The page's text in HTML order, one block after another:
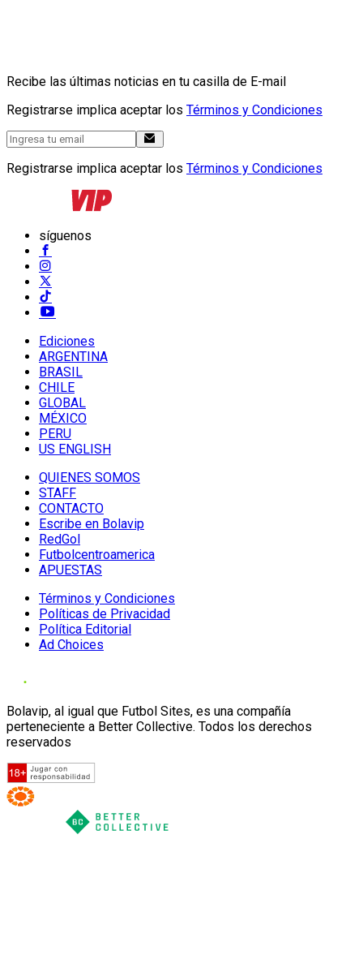
Recibe las últimas noticias en tu casilla de E-mail
Registrarse implica aceptar los Términos y Condiciones
Registrarse implica aceptar los Términos y Condiciones
síguenos
Ediciones
ARGENTINA
BRASIL
CHILE
GLOBAL
MÉXICO
PERU
US ENGLISH
QUIENES SOMOS
STAFF
CONTACTO
Escribe en Bolavip
RedGol
Futbolcentroamerica
APUESTAS
Términos y Condiciones
Políticas de Privacidad
Política Editorial
Ad Choices
Bolavip, al igual que Futbol Sites, es una compañía
perteneciente a Better Collective. Todos los derechos
reservados